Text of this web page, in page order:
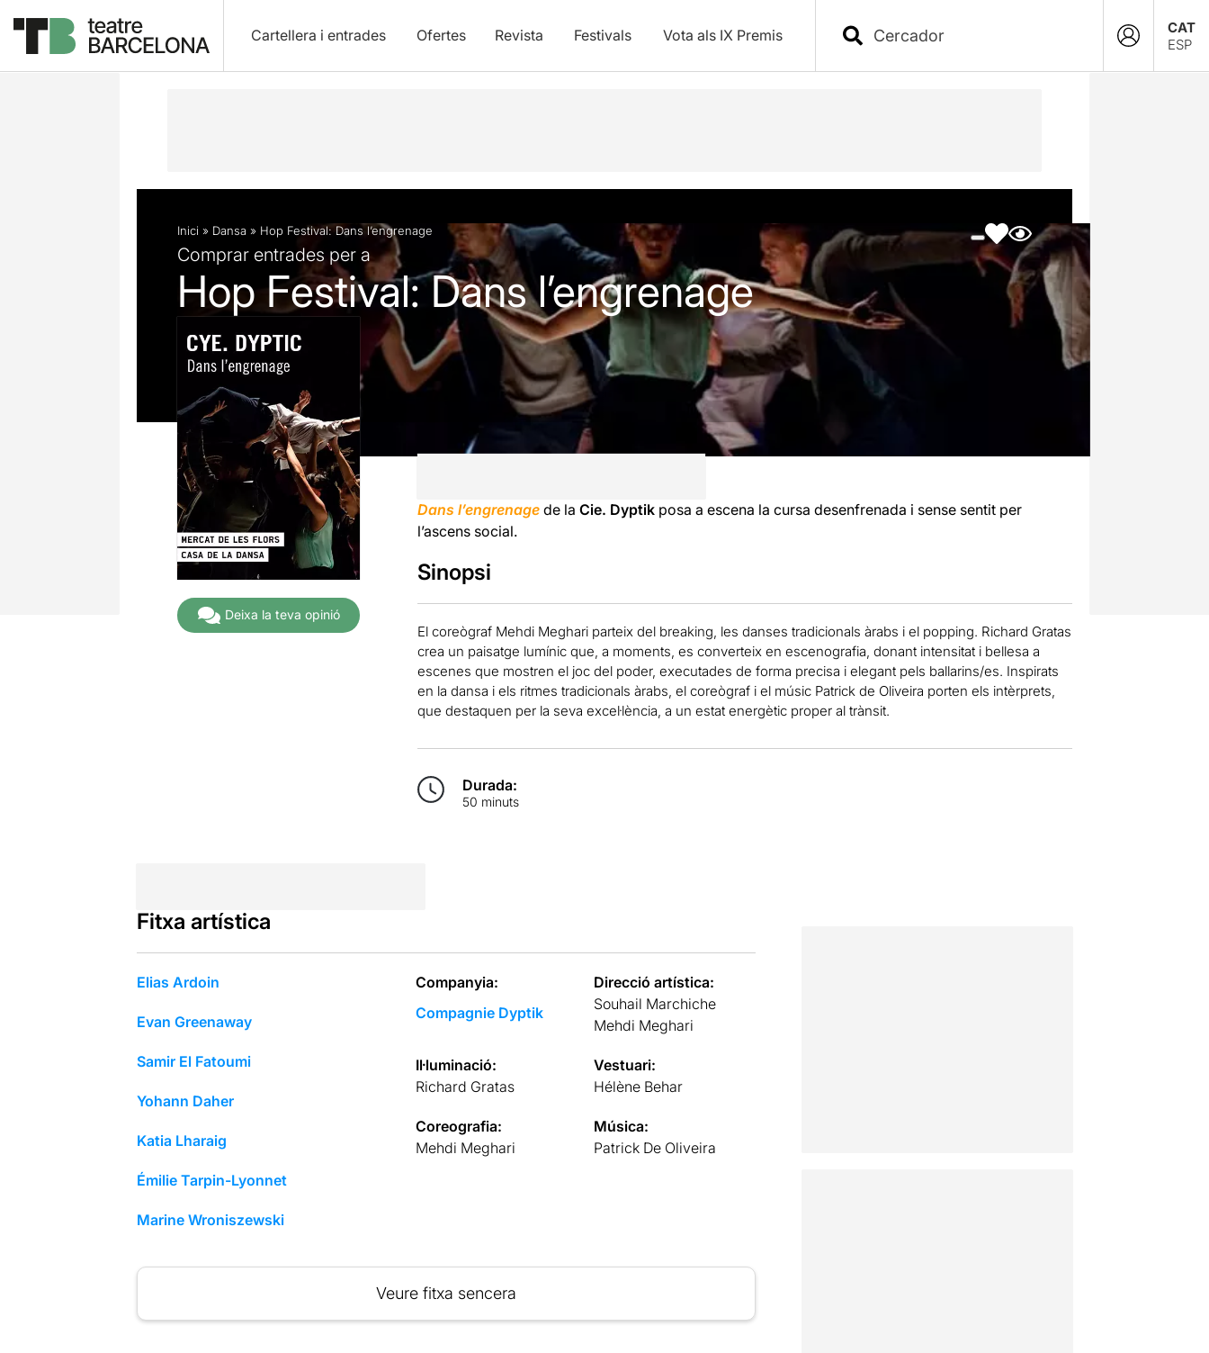
Cartellera i entrades Ofertes Revista Festivals Vota als IX Premis
CAT
ESP
Descripció Fitxa artística Fotos i vídeos
Inici » Dansa » Hop Festival: Dans l’engrenage
Comprar entrades per a
Hop Festival: Dans l’engrenage
Deixa la teva opinió
Dans l’engrenage de la Cie. Dyptikposa a escena la cursa desenfrenada i sense sentit per
l’ascens social.
Sinopsi
El coreògraf Mehdi Meghari parteix del breaking, les danses tradicionals àrabs i el popping. Richard Gratas
crea un paisatge lumínic que, a moments, es converteix en escenografia, donant intensitat i bellesa a
escenes que mostren el joc del poder, executades de forma precisa i elegant pels ballarins/es. Inspirats
en la dansa i els ritmes tradicionals àrabs, el coreògraf i el músic Patrick de Oliveira porten els intèrprets,
que destaquen per la seva excel·lència, a un estat energètic proper al trànsit.
Durada:
50 minuts
Fitxa artística
Elias Ardoin
Evan Greenaway
Samir El Fatoumi
Yohann Daher
Katia Lharaig
Émilie Tarpin-Lyonnet
Marine Wroniszewski
Companyia:
Compagnie Dyptik
Direcció artística:
Souhail Marchiche
Mehdi Meghari
Il·luminació:
Richard Gratas
Vestuari:
Hélène Behar
Coreografia:
Mehdi Meghari
Música:
Patrick De Oliveira
Veure fitxa sencera